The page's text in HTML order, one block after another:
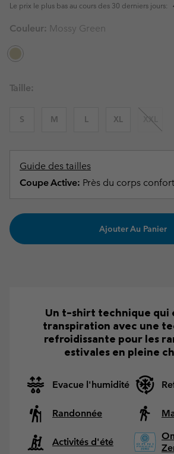
Le prix le plus bas au cours des 30 derniers jours:
Couleur: Mossy Green
Taille:
S M L XL XXL
Guide des tailles
Coupe Active: Près du corps
Ajouter Au Panier
Un t-shirt technique qui
transpiration avec une
refroidissante pour les
estivales en pleine
Evacue l'humidité
Randonnée
Activités d'été